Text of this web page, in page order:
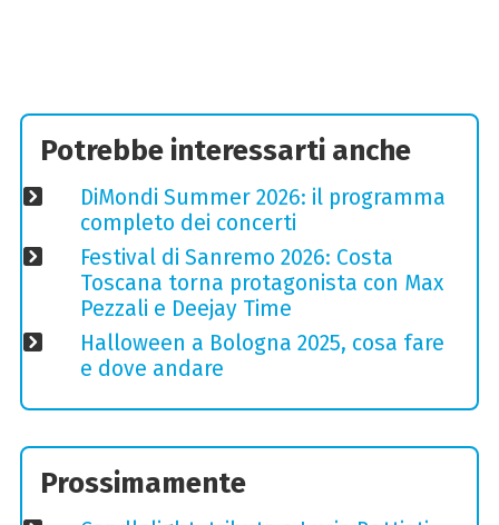
Potrebbe interessarti anche
DiMondi Summer 2026: il programma
completo dei concerti
Festival di Sanremo 2026: Costa
Toscana torna protagonista con Max
Pezzali e Deejay Time
Halloween a Bologna 2025, cosa fare
e dove andare
Prossimamente